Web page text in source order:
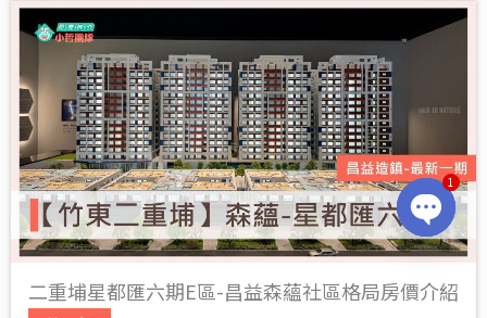
二重埔星都匯六期E區-昌益森蘊社區格局房價介紹
OPEN
CHATY
1